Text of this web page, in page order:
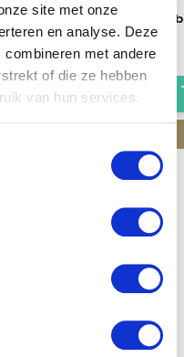
site met onze
en analyse. Deze
met andere
of die ze hebben
van hun services.
Red Horse
delig - Lavender
€ 39,95